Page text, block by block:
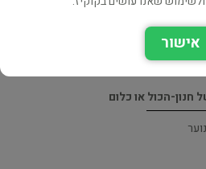
חנון-הכול או כלום
אישור